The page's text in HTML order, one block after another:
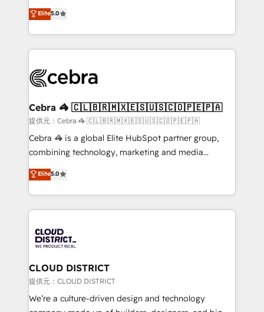
SOC 2 Type II and ISO 27001 certified, reinforcing
our commitment to data security and compliance. At
house team of certified CRM architects, experts,
developers, designers, and marketers handles all
aspects of your HubSpot. ✨ 400+ global clients ✨
100+ seamless migrations from 15+ different CRMs
implementations, and 5,000+ pages ✨ CS: Clients
CS: 245% organic growth & +751% new visitors for a
full-funnel HubSpot project ✨ CS: 415% conversion
boost with a new HubSpot site Recognized leaders:
🏆 HubSpot Platform Migration Impact Award 🏆
Inbound Campaign of the Year 🏆 Gold AVA Digital
Award for Best Website 🌟 Accreditations: CRM
Elite5.0
Cebra 🦓 🇨🇱🇧🇷🇲🇽🇪🇸🇺🇸🇨🇴🇵🇪🇵🇦
提供元：Cebra 🦓 🇨🇱🇧🇷🇲🇽🇪🇸🇺🇸🇨🇴🇵🇪🇵🇦
Cebra 🦓 is a global Elite HubSpot partner group,
combining technology, marketing and media
expertise across Latin America and Southern
Europe, with teams across 7 countries. Born in Chile,
we combine local insight with international reach to
help businesses grow through technology, creativity,
500+ HubSpot implementations, building end-to-
end solutions that integrate CRM, AI automation,
inbound and loop marketing, content, and digital
creativity. Our multicultural team works in Spanish,
Portuguese, and English to design scalable strategies
that drive measurable growth. 🌎 Highlights: • 10+
Elite5.0
CLOUD DISTRICT
提供元：CLOUD DISTRICT
We’re a culture-driven design and technology